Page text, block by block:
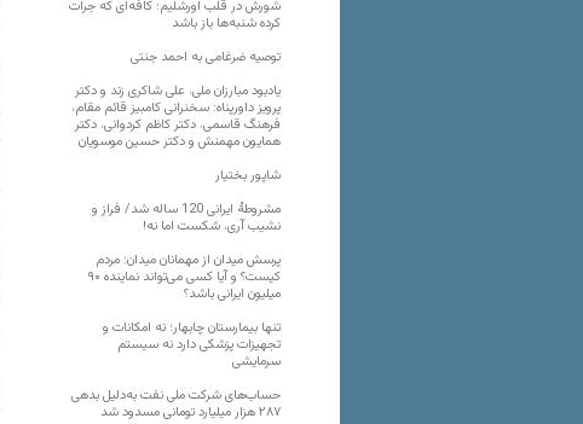
شورش در قلب اورشلیم؛ کافه‌ای که جرات
کرده شنبه‌ها باز باشد
توصیه ضرغامی به احمد جنتی
یادبود مبارزان ملی، علی شاکری زند و دکتر
پرویز داورپناه: سخنرانی کامبیز قائم مقام،
فرهنگ قاسمی، دکتر کاظم کردوانی، دکتر
همایون مهمنش و دکتر حسین موسویان
شاپور بختیار
مشروطۀ ایرانی 120 ساله شد/ فراز و
نشیب آری، شکست اما نه!
پرسش میدان از مهمانان میدان: مردم
کیست؟ و آیا کسی می‌تواند نماینده ۹۰
میلیون ایرانی باشد؟
تنها بیمارستان چابهار؛ نه امکانات و
تجهیزات پزشکی دارد نه سیستم
سرمایشی
حساب‌های شرکت ملی نفت به‌دلیل بدهی
۲۸۷ هزار میلیارد تومانی مسدود شد